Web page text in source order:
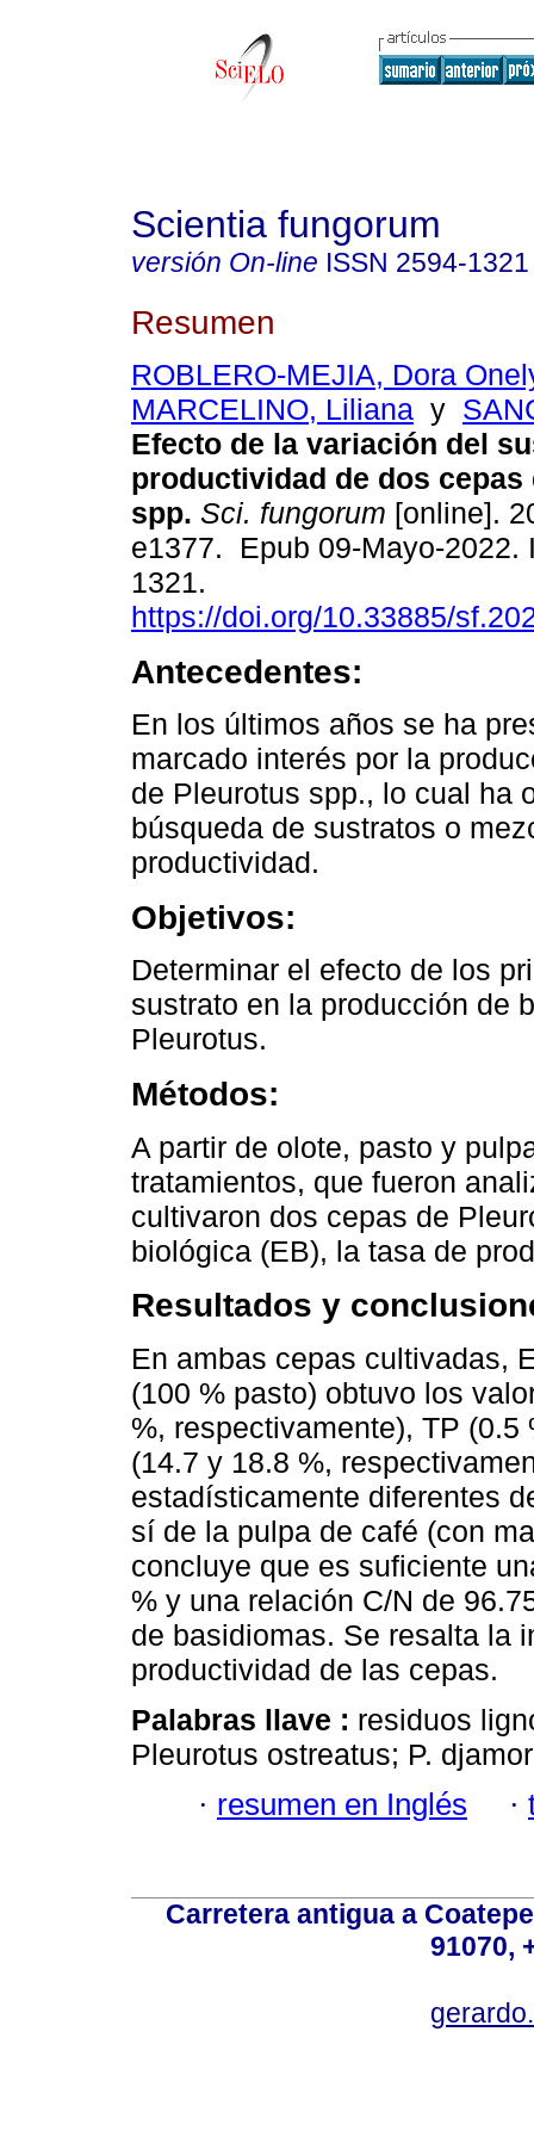
Scientia fungorum
versión On-line ISSN 2594-1321
Resumen
ROBLERO-MEJIA, Dora
MARCELINO, Liliana y
Efecto de la variación del
productividad de dos
spp. Sci. fungorum [online].
e1377. Epub 09-Mayo-2022.
1321.
https://doi.org/10.33885/
Antecedentes:
En los últimos años se ha
marcado interés por la
de Pleurotus spp., lo cual ha
búsqueda de sustratos o
productividad.
Objetivos:
Determinar el efecto de los
sustrato en la producción de
Pleurotus.
Métodos:
A partir de olote, pasto y
tratamientos, que fueron
cultivaron dos cepas de
biológica (EB), la tasa de
Resultados y
En ambas cepas cultivadas,
(100 % pasto) obtuvo los
%, respectivamente), TP
(14.7 y 18.8 %,
estadísticamente diferentes
sí de la pulpa de café (con
concluye que es suficiente
% y una relación C/N de
de basidiomas. Se resalta la
productividad de las cepas.
Palabras llave : residuos
Pleurotus ostreatus; P.
· resumen en Inglés ·
Carretera antigua a
91070,